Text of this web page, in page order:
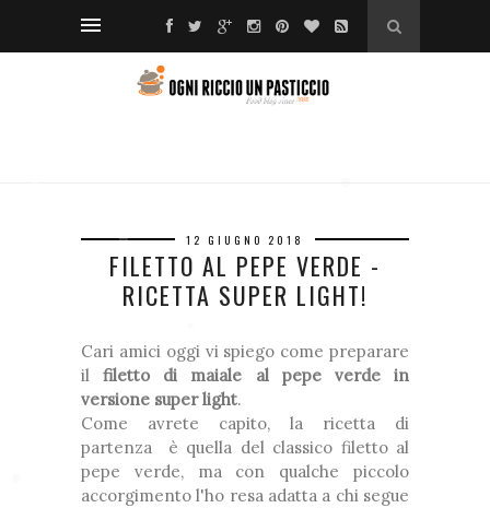
12 GIUGNO 2018
FILETTO AL PEPE VERDE -
RICETTA SUPER LIGHT!
Cari amici oggi vi spiego come preparare
ilfiletto di maiale al pepe verde in
versione super light.
Come avrete capito, la ricetta di
partenza è quella del classico filetto al
pepe verde, ma con qualche piccolo
accorgimento l'ho resa adatta a chi segue
❅
❆ ❅
❅